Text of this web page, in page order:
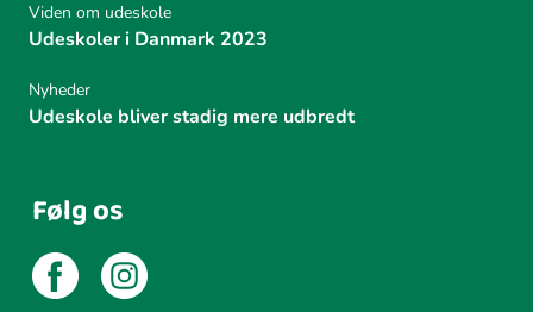
Viden om udeskole
Udeskoler i Danmark 2023
Nyheder
Udeskole bliver stadig mere udbredt
Følg os